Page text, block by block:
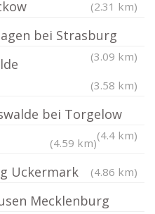
(2.31 km)
bei Strasburg
(3.09 km)
(3.58 km)
bei Torgelow
(4.4 km)
(4.59 km)
Uckermark (4.86 km)
Mecklenburg